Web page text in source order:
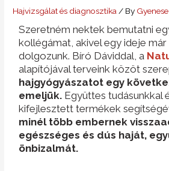
Hajvizsgálat és diagnosztika/ By
Szeretném nektek bemutatni
kollégámat, akivel egy ideje
dolgozunk. Bíró Dáviddal, a
alapítójával terveink közöt
hajgyógyászatot egy
emeljük. Együttes tudásunkkal
kifejlesztett termékek
minél több embernek
egészséges és dús haját,
önbizalmát.